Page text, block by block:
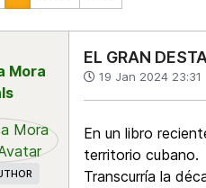
Mora
EL GRAN
19 Jan 2024 23:31
En un libro
territorio cubano.
Transcurría la